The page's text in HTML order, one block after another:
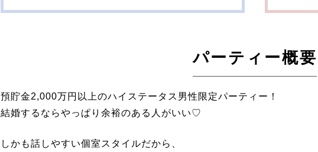
パーティー概要
預貯金2,000万円以上のハイステータス男性限定パーティー！
結婚するならやっぱり余裕のある人がいい♡
しかも話しやすい個室スタイルだから、